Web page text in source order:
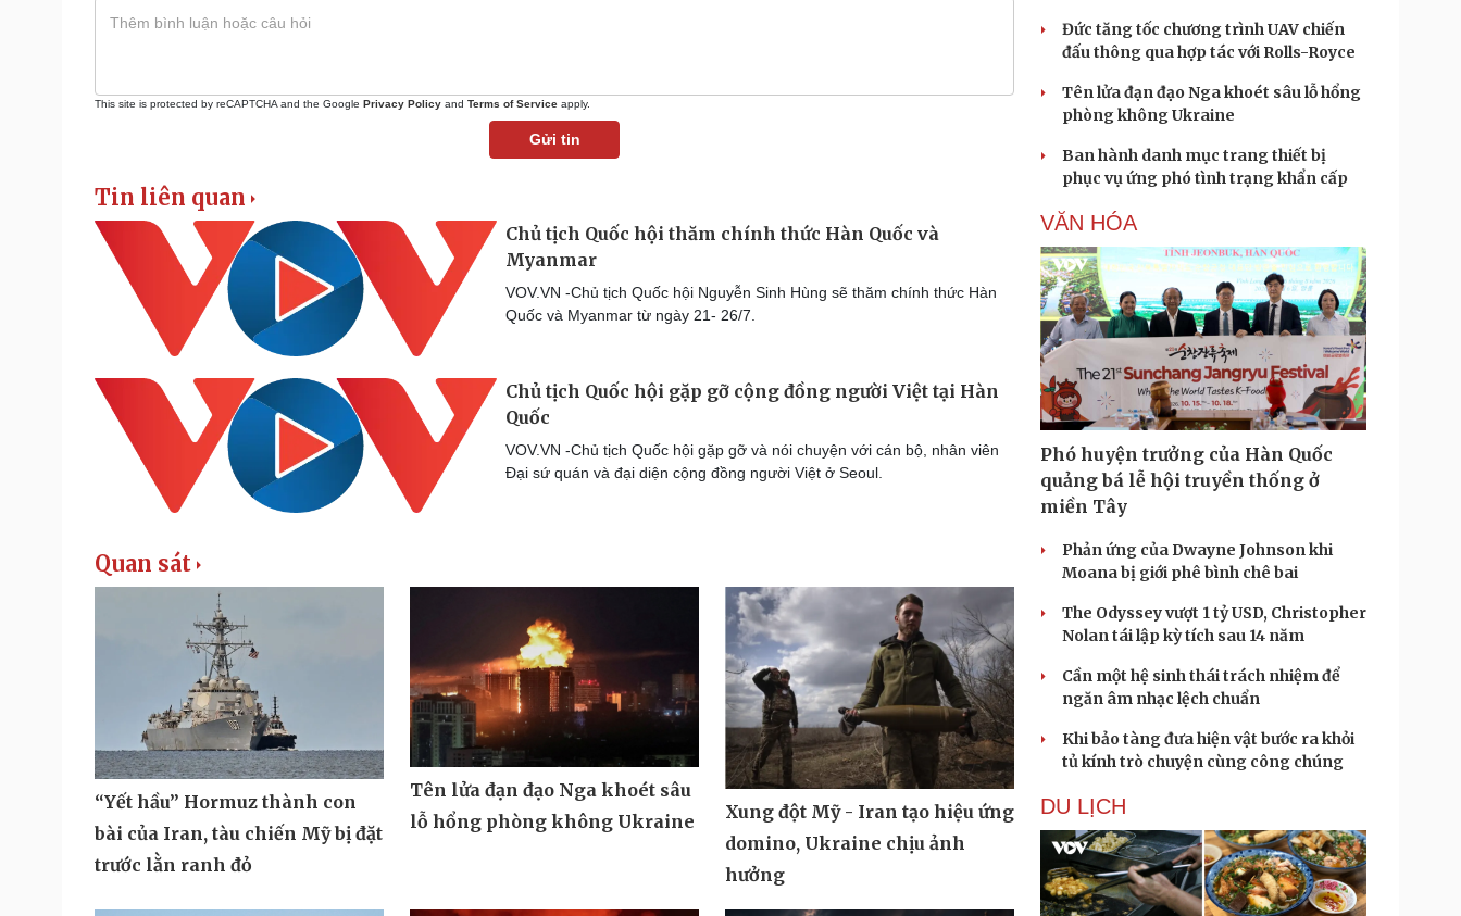
This site is protected by reCAPTCHA and the Google Privacy Policy and Terms of Service apply.
Gửi tin
Tin liên quan
Chủ tịch Quốc hội thăm chính thức Hàn Quốc và
Myanmar
VOV.VN -Chủ tịch Quốc hội Nguyễn Sinh Hùng sẽ thăm chính thức Hàn
Quốc và Myanmar từ ngày 21- 26/7.
Chủ tịch Quốc hội gặp gỡ cộng đồng người Việt tại Hàn
Quốc
VOV.VN -Chủ tịch Quốc hội gặp gỡ và nói chuyện với cán bộ, nhân viên
Đại sứ quán và đại diện cộng đồng người Việt ở Seoul.
Quan sát
“Yết hầu” Hormuz thành con
bài của Iran, tàu chiến Mỹ bị đặt
trước lằn ranh đỏ
Tên lửa đạn đạo Nga khoét sâu
lỗ hổng phòng không Ukraine
Xung đột Mỹ - Iran tạo hiệu ứng
domino, Ukraine chịu ảnh
hưởng
Đức tăng tốc chương trình UAV chiến
đấu thông qua hợp tác với Rolls-Royce
Tên lửa đạn đạo Nga khoét sâu lỗ hổng
phòng không Ukraine
Ban hành danh mục trang thiết bị
phục vụ ứng phó tình trạng khẩn cấp
VĂN HÓA
Phó huyện trưởng của Hàn Quốc
quảng bá lễ hội truyền thống ở
miền Tây
Phản ứng của Dwayne Johnson khi
Moana bị giới phê bình chê bai
The Odyssey vượt 1 tỷ USD, Christopher
Nolan tái lập kỳ tích sau 14 năm
Cần một hệ sinh thái trách nhiệm để
ngăn âm nhạc lệch chuẩn
Khi bảo tàng đưa hiện vật bước ra khỏi
tủ kính trò chuyện cùng công chúng
DU LỊCH